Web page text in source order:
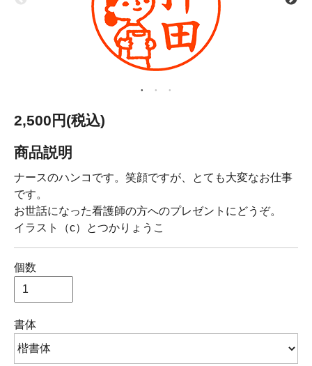
2,500円(税込)
商品説明
ナースのハンコです。笑顔ですが、とても大変なお仕事
です。
お世話になった看護師の方へのプレゼントにどうぞ。
イラスト（c）とつかりょうこ
個数
書体